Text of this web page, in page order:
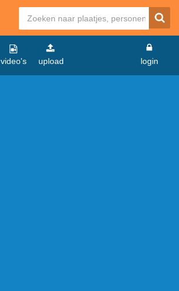
video's upload login